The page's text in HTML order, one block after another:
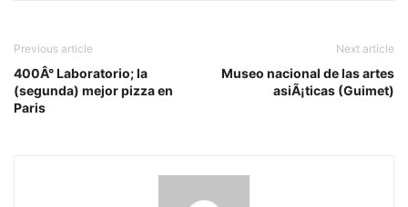
Previous article
400Â° Laboratorio; la
(segunda) mejor pizza en
Paris
Next article
Museo nacional de las artes
asiÃ¡ticas (Guimet)